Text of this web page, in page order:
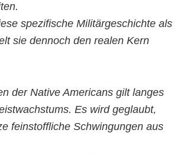
spezifische Militärgeschichte als
sie dennoch den realen Kern
der Native Americans gilt langes
Es wird geglaubt,
feinstoffliche Schwingungen aus